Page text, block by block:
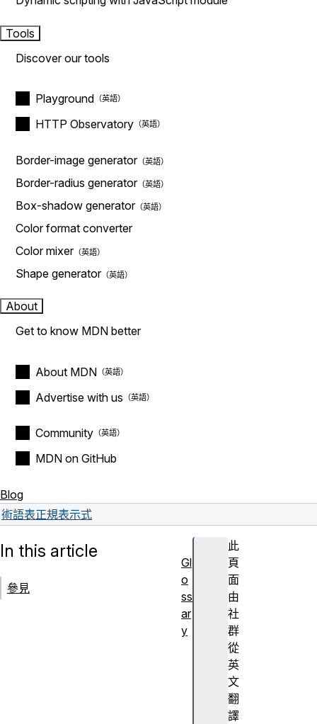
Tools
Discover our tools
Playground
HTTP Observatory
Border-image generator
Border-radius generator
Box-shadow generator
Color format converter
Color mixer
Shape generator
About
Get to know MDN better
About MDN
Advertise with us
Community
MDN on GitHub
Blog
術語表正規表示式
此
頁
面
由
社
群
從
英
文
翻
譯
In this article
參見
Gl
o
ss
ar
y